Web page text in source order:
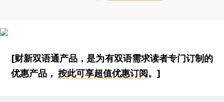
[财新双语通产品，是为有双语需求读者专门订制的
优惠产品，按此可享超值优惠订阅。]